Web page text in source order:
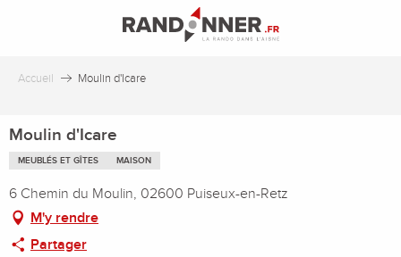
principal
Accueil Moulin d'Icare
Moulin d'Icare
MEUBLÉS ET GÎTES MAISON
6 Chemin du Moulin, 02600 Puiseux-en-Retz
M'y rendre
Partager